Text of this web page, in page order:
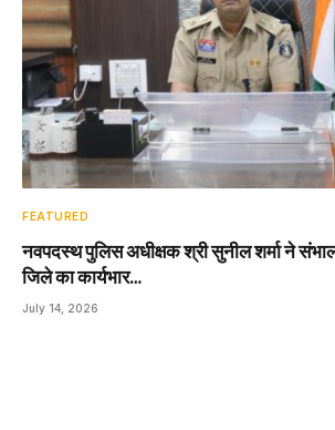
FEATURED
नवपदस्थ पुलिस अधीक्षक श्री सुनील शर्मा ने
जिले का कार्यभार…
July 14, 2026